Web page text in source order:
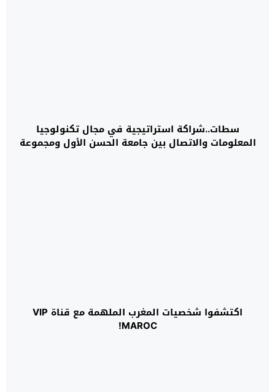
سطات..شراكة استراتيجية في مجال تكنولوجيا
المعلومات والاتصال بين جامعة الحسن الأول ومجموعة
اكتشفوا شخصيات المغرب الملهمة مع قناة VIP
MAROC!